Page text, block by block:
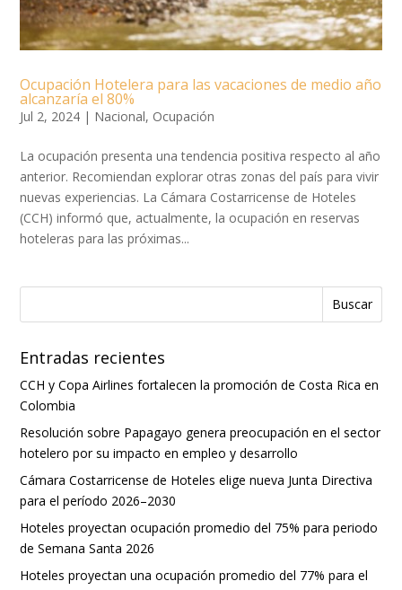
Ocupación Hotelera para las vacaciones de medio año
alcanzaría el 80%
Jul 2, 2024 | Nacional, Ocupación
La ocupación presenta una tendencia positiva respecto al año
anterior. Recomiendan explorar otras zonas del país para vivir
nuevas experiencias. La Cámara Costarricense de Hoteles
(CCH) informó que, actualmente, la ocupación en reservas
hoteleras para las próximas...
Entradas recientes
CCH y Copa Airlines fortalecen la promoción de Costa Rica en
Colombia
Resolución sobre Papagayo genera preocupación en el sector
hotelero por su impacto en empleo y desarrollo
Cámara Costarricense de Hoteles elige nueva Junta Directiva
para el período 2026–2030
Hoteles proyectan ocupación promedio del 75% para periodo
de Semana Santa 2026
Hoteles proyectan una ocupación promedio del 77% para el